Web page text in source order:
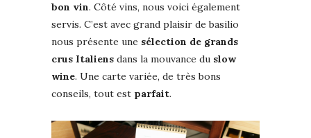
bon vin. Côté vins, nous voici également
servis. C’est avec grand plaisir de basilio
nous présente une sélection de grands
crus Italiens dans la mouvance du slow
wine. Une carte variée, de très bons
conseils, tout est parfait.